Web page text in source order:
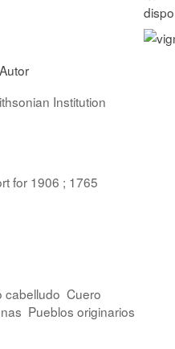
Institution
for 1906 ; 1765
cabelludo Cuero
Pueblos originarios